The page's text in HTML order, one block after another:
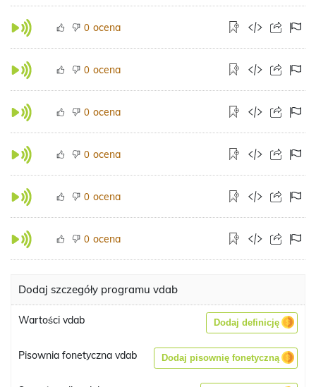
0 ocena
0 ocena
0 ocena
0 ocena
0 ocena
0 ocena
Dodaj szczegóły programu vdab
Wartości vdab Dodaj definicję
Pisownia fonetyczna vdab Dodaj pisownię fonetyczną